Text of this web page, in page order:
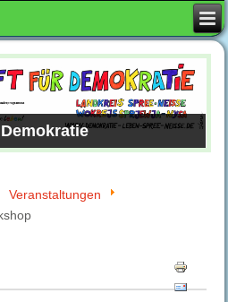
Veranstaltungen